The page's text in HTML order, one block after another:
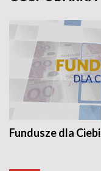
Fundusze dla